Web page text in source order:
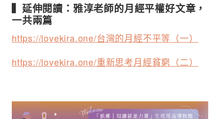
▍延伸閱讀：雅淳老師的月經平權好文章，
一共兩篇
https://lovekira.one/台灣的月經不平等（一）
https://lovekira.one/重新思考月經貧窮（二）